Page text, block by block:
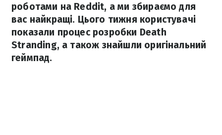
роботами на Reddit, а ми збираємо для
вас найкращі. Цього тижня користувачі
показали процес розробки Death
Stranding, а також знайшли оригінальний
геймпад.